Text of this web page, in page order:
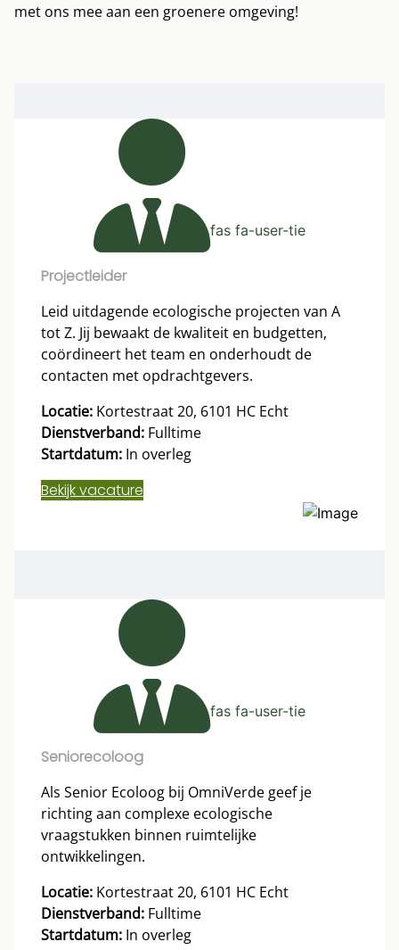
met ons mee aan een groenere omgeving!
fas fa-user-tie
Projectleider
Leid uitdagende ecologische projecten van A
tot Z. Jij bewaakt de kwaliteit en budgetten,
coördineert het team en onderhoudt de
contacten met opdrachtgevers.
Locatie: Kortestraat 20, 6101 HC Echt
Dienstverband: Fulltime
Startdatum: In overleg
Bekijk vacature
fas fa-user-tie
Seniorecoloog
Als Senior Ecoloog bij OmniVerde geef je
richting aan complexe ecologische
vraagstukken binnen ruimtelijke
ontwikkelingen.
Locatie: Kortestraat 20, 6101 HC Echt
Dienstverband: Fulltime
Startdatum: In overleg